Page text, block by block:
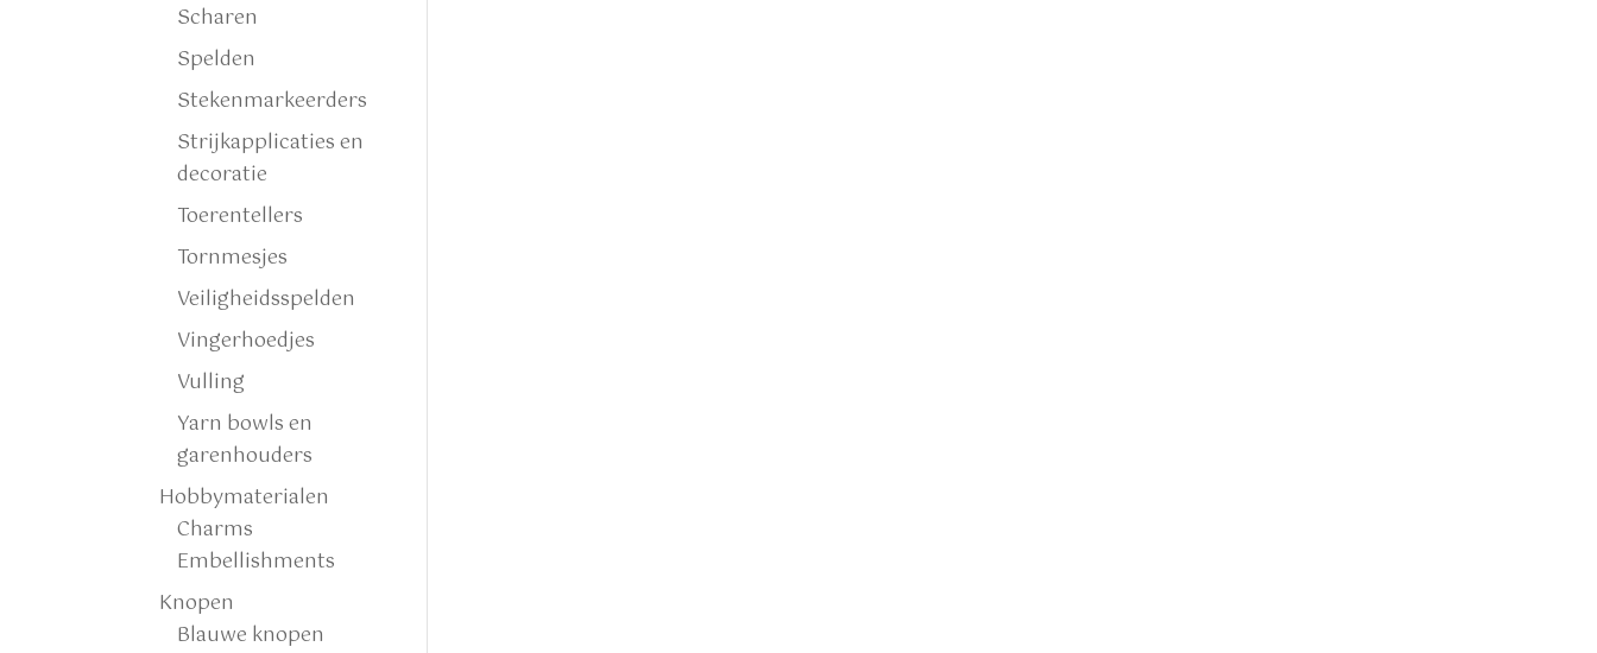
Scharen
Spelden
Stekenmarkeerders
Strijkapplicaties en
decoratie
Toerentellers
Tornmesjes
Veiligheidsspelden
Vingerhoedjes
Vulling
Yarn bowls en
garenhouders
Hobbymaterialen
Charms
Embellishments
Knopen
Blauwe knopen